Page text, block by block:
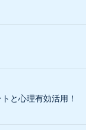
と心理有効活用！